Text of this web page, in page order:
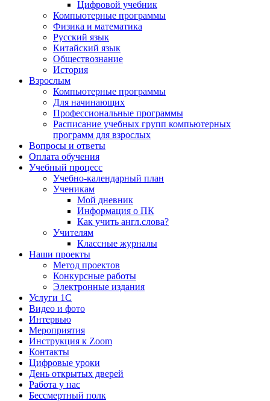
Цифровой учебник
Компьютерные программы
Физика и математика
Русский язык
Китайский язык
Обществознание
История
Взрослым
Компьютерные программы
Для начинающих
Профессиональные программы
Расписание учебных групп компьютерных
программ для взрослых
Вопросы и ответы
Оплата обучения
Учебный процесс
Учебно-календарный план
Ученикам
Мой дневник
Информация о ПК
Как учить англ.слова?
Учителям
Классные журналы
Наши проекты
Метод проектов
Конкурсные работы
Электронные издания
Услуги 1C
Видео и фото
Интервью
Мероприятия
Инструкция к Zoom
Контакты
Цифровые уроки
День открытых дверей
Работа у нас
Бессмертный полк